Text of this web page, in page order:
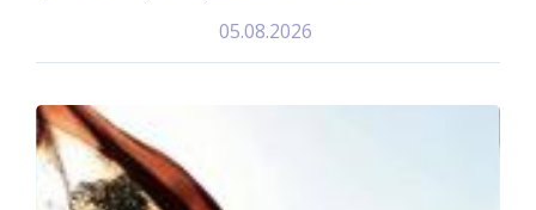
05.08.2026